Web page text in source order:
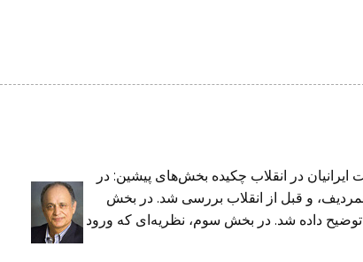
در انقلاب چکیده بخش‌های پیشین: در
و قبل از انقلاب بررسی شد. در بخش
داده شد. در بخش سوم، نظریه‌ای که ورود